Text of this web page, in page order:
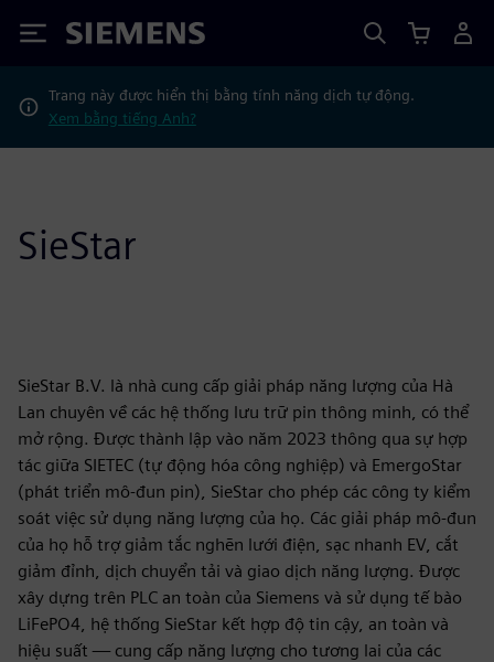
Siemens
Trang này được hiển thị bằng tính năng dịch tự động.
Xem bằng tiếng Anh?
SieStar
SieStar B.V. là nhà cung cấp giải pháp năng lượng của Hà
Lan chuyên về các hệ thống lưu trữ pin thông minh, có thể
mở rộng. Được thành lập vào năm 2023 thông qua sự hợp
tác giữa SIETEC (tự động hóa công nghiệp) và EmergoStar
(phát triển mô-đun pin), SieStar cho phép các công ty kiểm
soát việc sử dụng năng lượng của họ. Các giải pháp mô-đun
của họ hỗ trợ giảm tắc nghẽn lưới điện, sạc nhanh EV, cắt
giảm đỉnh, dịch chuyển tải và giao dịch năng lượng. Được
xây dựng trên PLC an toàn của Siemens và sử dụng tế bào
LiFePO4, hệ thống SieStar kết hợp độ tin cậy, an toàn và
hiệu suất — cung cấp năng lượng cho tương lai của các